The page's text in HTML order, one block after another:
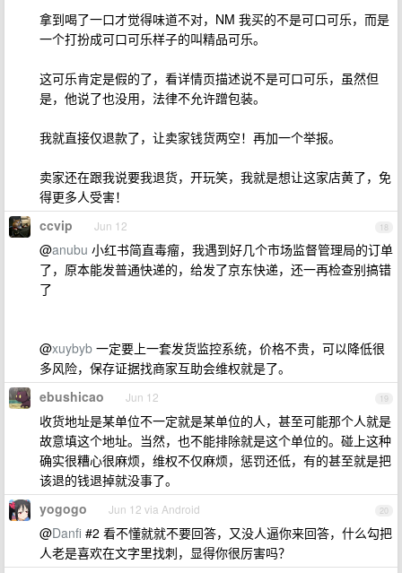
拿到喝了一口才觉得味道不对，NM 我买的不是可口可乐，而是
一个打扮成可口可乐样子的叫精品可乐。
这可乐肯定是假的了，看详情页描述说不是可口可乐，虽然但
是，他说了也没用，法律不允许蹭包装。
我就直接仅退款了，让卖家钱货两空！再加一个举报。
卖家还在跟我说要我退货，开玩笑，我就是想让这家店黄了，免
得更多人受害！
18
ccvip Jun 12
@anubu 小红书简直毒瘤，我遇到好几个市场监督管理局的订单
了，原本能发普通快递的，给发了京东快递，还一再检查别搞错
了
@xuybyb 一定要上一套发货监控系统，价格不贵，可以降低很
多风险，保存证据找商家互助会维权就是了。
19
ebushicao Jun 12
收货地址是某单位不一定就是某单位的人，甚至可能那个人就是
故意填这个地址。当然，也不能排除就是这个单位的。碰上这种
确实很糟心很麻烦，维权不仅麻烦，惩罚还低，有的甚至就是把
该退的钱退掉就没事了。
20
yogogo Jun 12 via Android
@Danfi #2 看不懂就就不要回答，又没人逼你来回答，什么勾把
人老是喜欢在文字里找刺，显得你很厉害吗？